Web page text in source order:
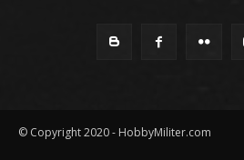
© Copyright 2020 - HobbyMiliter.com